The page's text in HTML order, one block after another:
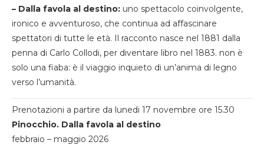
– Dalla favola al destino: uno spettacolo coinvolgente,
ironico e avventuroso, che continua ad affascinare
spettatori di tutte le età. Il racconto nasce nel 1881 dalla
penna di Carlo Collodi, per diventare libro nel 1883. non è
solo una fiaba: è il viaggio inquieto di un’anima di legno
verso l’umanità.
Prenotazioni a partire da lunedi 17 novembre ore 15.30
Pinocchio. Dalla favola al destino
febbraio – maggio 2026